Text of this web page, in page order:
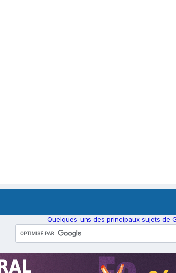
Quelques-uns des principaux sujets de